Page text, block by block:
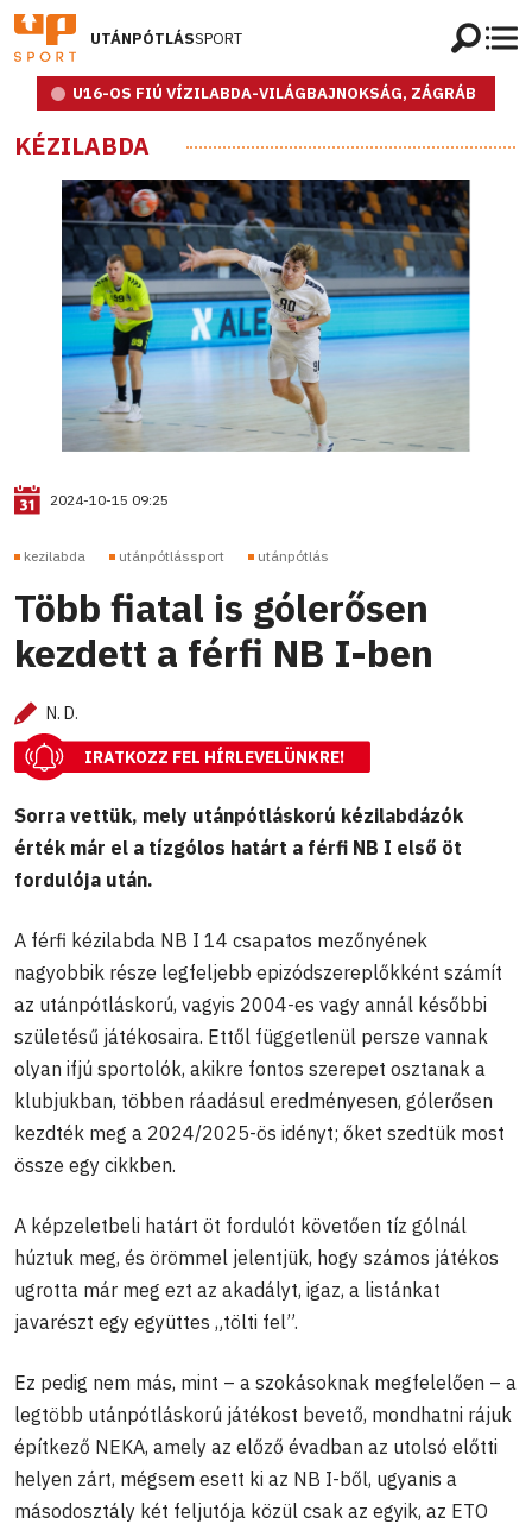
UTÁNPÓTLÁSSPORT
U16-OS FIÚ VÍZILABDA-VILÁGBAJNOKSÁG, ZÁGRÁB
KÉZILABDA
2024-10-15 09:25
kezilabda utánpótlássport utánpótlás
Több fiatal is gólerősen
kezdett a férfi NB I-ben
N. D.
IRATKOZZ FEL HÍRLEVELÜNKRE!
Sorra vettük, mely utánpótláskorú kézilabdázók
érték már el a tízgólos határt a férfi NB I első öt
fordulója után.
A férfi kézilabda NB I 14 csapatos mezőnyének
nagyobbik része legfeljebb epizódszereplőkként számít
az utánpótláskorú, vagyis 2004-es vagy annál későbbi
születésű játékosaira. Ettől függetlenül persze vannak
olyan ifjú sportolók, akikre fontos szerepet osztanak a
klubjukban, többen ráadásul eredményesen, gólerősen
kezdték meg a 2024/2025-ös idényt; őket szedtük most
össze egy cikkben.
A képzeletbeli határt öt fordulót követően tíz gólnál
húztuk meg, és örömmel jelentjük, hogy számos játékos
ugrotta már meg ezt az akadályt, igaz, a listánkat
javarészt egy együttes „tölti fel”.
Ez pedig nem más, mint – a szokásoknak megfelelően – a
legtöbb utánpótláskorú játékost bevető, mondhatni rájuk
építkező NEKA, amely az előző évadban az utolsó előtti
helyen zárt, mégsem esett ki az NB I-ből, ugyanis a
másodosztály két feljutója közül csak az egyik, az ETO